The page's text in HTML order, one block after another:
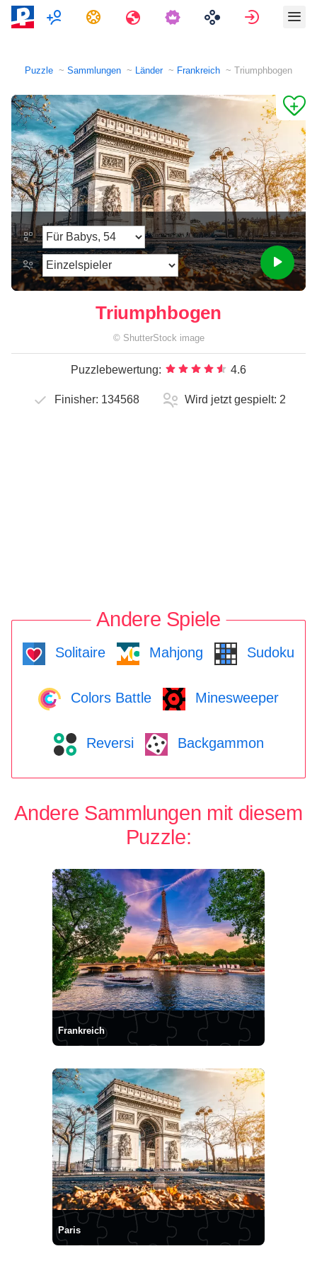
MultiplayerAufgaben Reisen Anmelden
Puzzle Sammlungen Länder Frankreich Triumphbogen
Triumphbogen
© ShutterStock image
Puzzlebewertung: 4.6
Finisher: 134568 Wird jetzt gespielt: 2
Andere Spiele
Solitaire Mahjong Sudoku
Colors Battle Minesweeper
Reversi Backgammon
Andere Sammlungen mit diesem
Puzzle:
Frankreich
Paris